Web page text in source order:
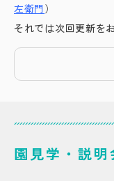
左衛門）
それでは次回更新を
園見学・説明